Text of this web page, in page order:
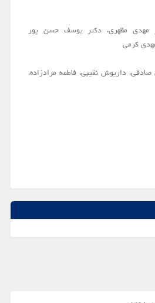
مهدی مظهری، دکتر یوسف حسن پور
کرمی
داریوش نقیبی، فاطمه مرادزاده،